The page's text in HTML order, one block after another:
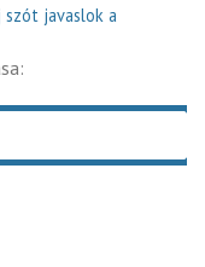
szót javaslok a